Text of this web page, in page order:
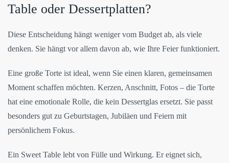
Table oder Dessertplatten?
Diese Entscheidung hängt weniger vom Budget ab, als viele
denken. Sie hängt vor allem davon ab, wie Ihre Feier funktioniert.
Eine große Torte ist ideal, wenn Sie einen klaren, gemeinsamen
Moment schaffen möchten. Kerzen, Anschnitt, Fotos – die Torte
hat eine emotionale Rolle, die kein Dessertglas ersetzt. Sie passt
besonders gut zu Geburtstagen, Jubiläen und Feiern mit
persönlichem Fokus.
Ein Sweet Table lebt von Fülle und Wirkung. Er eignet sich,